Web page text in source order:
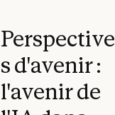
Perspective
s d'avenir :
l'avenir de